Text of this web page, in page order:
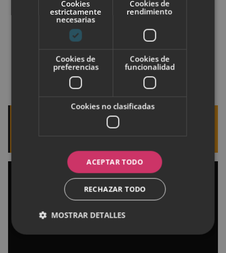
episodios 20-22).
Ant Man.
Jessica Jones(temporada uno). *
Daredevil(segunda temporada). *
Agents of Shield(tercera temporada: episodios
Quizá te interese leer:
Las zonas erógenas de
Cookies
estrictamente
necesarias
Cookies de
rendimiento
Cookies de
preferencias
Cookies de
funcionalidad
Cookies no clasificadas
ACEPTAR TODO
RECHAZAR TODO
MOSTRAR DETALLES